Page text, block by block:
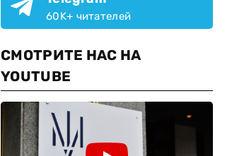
60K+ читателей
СМОТРИТЕ НАС НА
YOUTUBE